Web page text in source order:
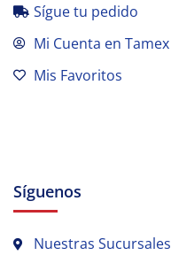
Sígue tu pedido
Mi Cuenta en Tamex
Mis Favoritos
Síguenos
Nuestras Sucursales